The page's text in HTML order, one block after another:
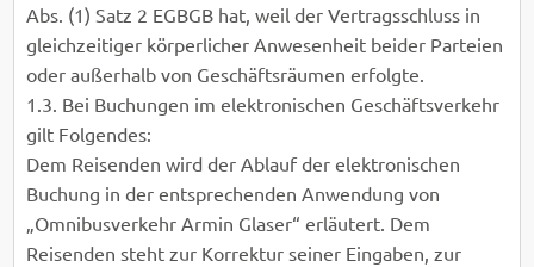
Abs. (1) Satz 2 EGBGB hat, weil der Vertragsschluss in
gleichzeitiger körperlicher Anwesenheit beider Parteien
oder außerhalb von Geschäftsräumen erfolgte.
1.3. Bei Buchungen im elektronischen Geschäftsverkehr
gilt Folgendes:
Dem Reisenden wird der Ablauf der elektronischen
Buchung in der entsprechenden Anwendung von
„Omnibusverkehr Armin Glaser“ erläutert. Dem
Reisenden steht zur Korrektur seiner Eingaben, zur